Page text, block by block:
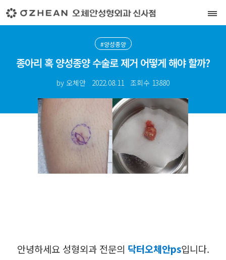
#양성종양
종아리 혹 양성종양 수술로 제거 어떻게 해야 할까?
by 오체안 2022.08.11 조회수 13880
안녕하세요 성형외과 전문의 닥터오체안ps입니다.